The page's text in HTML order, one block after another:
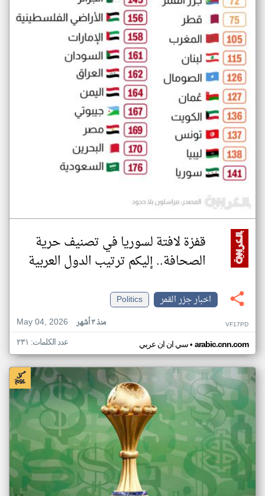
قفزة لافتة لسوريا في تصنيف حرية
الصحافة.. إليكم ترتيب الدول العربية
اخبار جزر القمر
Politics
May 04, 2026
منذ ٣ أشهر VF17PD
سي ان ان عربي• arabic.cnn.com عدد الكلمات: ٢٣١